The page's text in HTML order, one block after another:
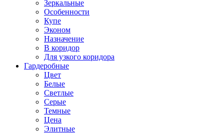
Зеркальные
Особенности
Купе
Эконом
Назначение
В коридор
Для узкого коридора
Гардеробные
Цвет
Белые
Светлые
Серые
Темные
Цена
Элитные